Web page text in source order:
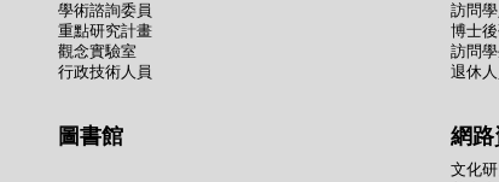
學術諮詢委員
重點研究計畫
觀念實驗室
行政技術人員
訪問學
博士
訪問
退休人
圖書館 網路
文化